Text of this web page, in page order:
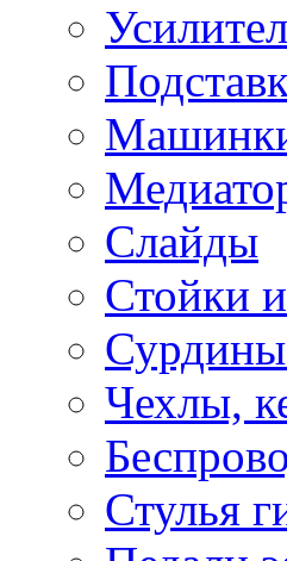
Слайды
Стойки
Чехлы,
Стулья